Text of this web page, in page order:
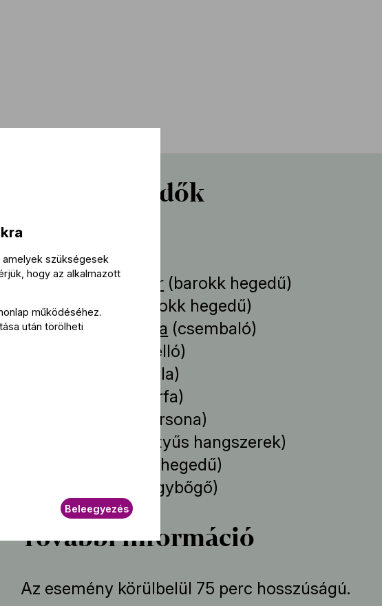
Közreműködők
Közreműködik
Lesták Bedő Eszter (barokk hegedű)
Lezsák Zsófia
(barokk hegedű)
Csizmadia Angelika (csembaló)
(cselló)
(fuvola)
(hárfa)
(harsona)
(billentyűs hangszerek)
(hegedű)
(nagybőgő)
További információ
Az esemény körülbelül 75 perc hosszúságú.
amelyek szükségesek
hogy az alkalmazott
működéséhez.
után törölheti
Beleegyezés